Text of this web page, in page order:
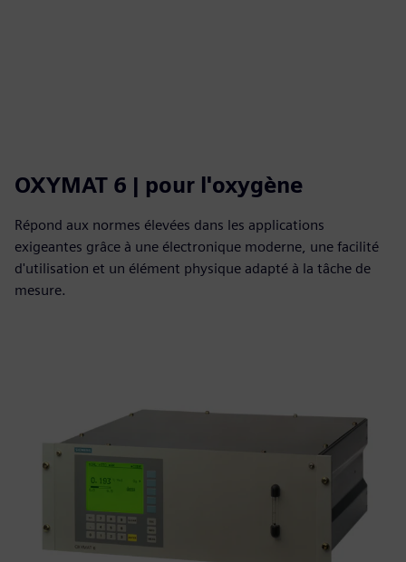
OXYMAT 6 | pour l'oxygène
Répond aux normes élevées dans les applications
exigeantes grâce à une électronique moderne, une facilité
d'utilisation et un élément physique adapté à la tâche de
mesure.